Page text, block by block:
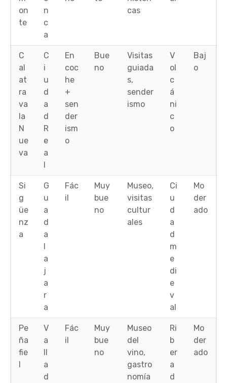
on
te
n
c
a
cas
C
al
at
ra
va
la
N
ue
va
C
i
u
d
a
d
R
e
a
l
En
coc
he
+
sen
der
ism
o
Bue
no
Visitas
guiada
s,
sender
ismo
V
ol
c
á
ni
c
o
Baj
o
Si
g
üe
nz
a
G
u
a
d
a
l
a
j
a
r
a
Fác
il
Muy
bue
no
Museo,
visitas
cultur
ales
Ci
u
d
a
d
m
e
di
e
v
al
Mo
der
ado
Pe
ña
fie
l
V
a
ll
a
d
Fác
il
Muy
bue
no
Museo
del
vino,
gastro
nomía
Ri
b
er
a
d
Mo
der
ado